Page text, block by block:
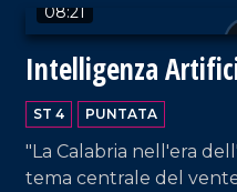
08:21
Intelligenza
ST 4 PUNTATA
"La Calabria nell'era
tema centrale del
VAI AL TITOLO